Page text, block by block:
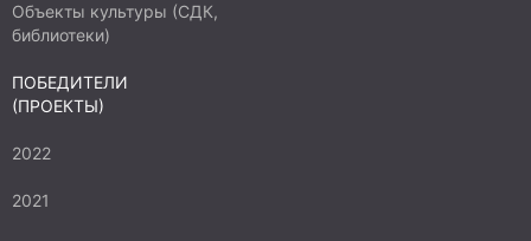
Объекты культуры (СДК,
библиотеки)
ПОБЕДИТЕЛИ
(ПРОЕКТЫ)
2022
2021